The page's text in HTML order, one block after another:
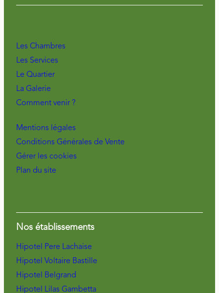
Les Chambres
Les Services
Le Quartier
La Galerie
Comment venir ?
Mentions légales
Conditions Générales de Vente
Gérer les cookies
Plan du site
Nos établissements
Hipotel Pere Lachaise
Hipotel Voltaire Bastille
Hipotel Belgrand
Hipotel Lilas Gambetta